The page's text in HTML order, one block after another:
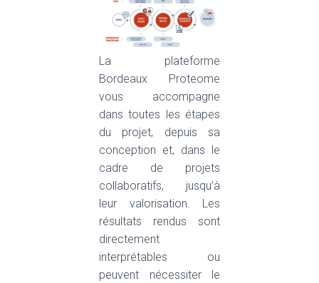
La plateforme
Bordeaux Proteome
vous accompagne
dans toutes les étapes
du projet, depuis sa
conception et, dans le
cadre de projets
collaboratifs, jusqu’à
leur valorisation. Les
résultats rendus sont
directement
interprétables ou
peuvent nécessiter le